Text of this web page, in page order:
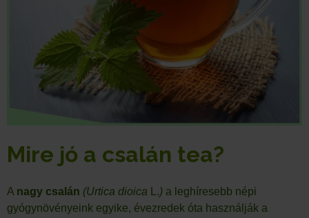
Mire jó a csalán tea?
A nagy csalán (Urtica dioica L.) a leghíresebb népi
gyógynövényeink egyike, évezredek óta használják a